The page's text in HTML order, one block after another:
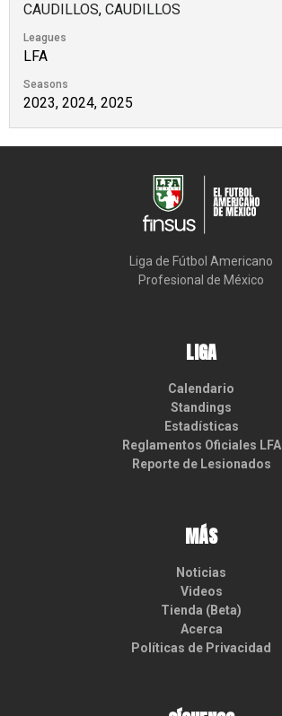
CAUDILLOS, CAUDILLOS
Leagues
LFA
Seasons
2023, 2024, 2025
Liga de Fútbol Americano
Profesional de México
LIGA
Calendario
Standings
Estadísticas
Reglamentos Oficiales LFA
Reporte de Lesionados
MÁS
Noticias
Videos
Tienda (Beta)
Acerca
Políticas de Privacidad